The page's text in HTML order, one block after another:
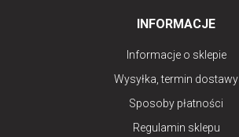
INFORMACJE
Informacje o sklepie
Wysyłka, termin dostawy
Sposoby płatności
Regulamin sklepu